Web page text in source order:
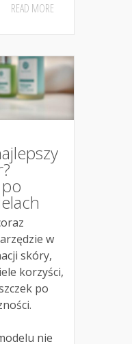
READ MORE
w
skóry,
korzyści,
po
nie